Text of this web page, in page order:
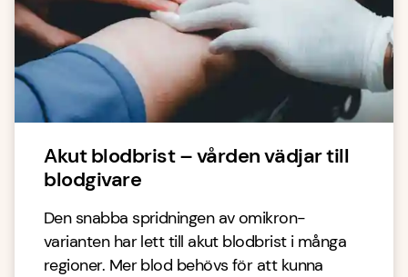
Akut blodbrist – vården vädjar till
blodgivare
Den snabba spridningen av omikron-
varianten har lett till akut blodbrist i många
regioner. Mer blod behövs för att kunna